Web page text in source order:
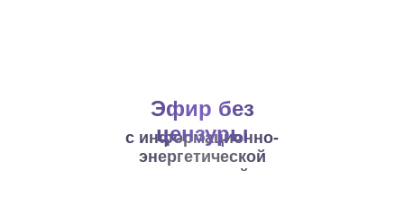
с информационно-
энергетической
аналитикой
Эфир без
цензуры